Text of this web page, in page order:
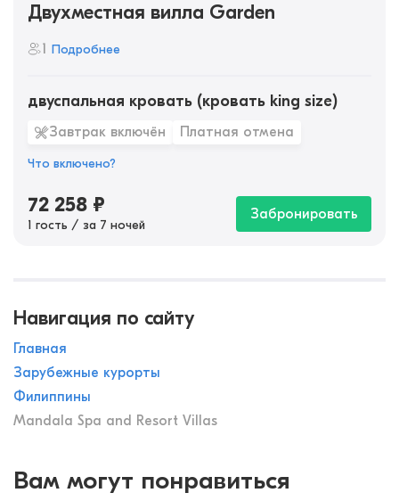
Двухместная вилла Garden
1 Подробнее
двуспальная кровать (кровать king size)
Завтрак включён Платная отмена
Что включено?
72 258 ₽
1 гость / за 7 ночей
Забронировать
Навигация по сайту
Главная
Зарубежные курорты
Филиппины
Mandala Spa and Resort Villas
Вам могут понравиться